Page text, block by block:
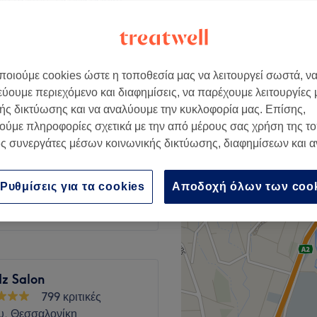
€ 10
€ 15
€ 12
€ 15
€ 12
€ 15
Salon
799 κριτικές
Θεσσαλονίκη
cookies ώστε η τοποθεσία μας να λειτουργεί σωστά, να
περιεχόμενο και διαφημίσεις, να παρέχουμε
δικτύωσης και να αναλύουμε την κυκλοφορία μας. Επίσης,
πληροφορίες σχετικά με την από μέρους σας χρήση της
συνεργάτες μέσων κοινωνικής δικτύωσης, διαφημίσεων και
Αποδοχή όλων των
Ρυθμίσεις για τα cookies